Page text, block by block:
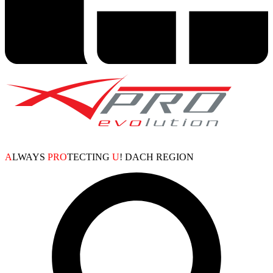
ALWAYS PROTECTING U! DACH REGION